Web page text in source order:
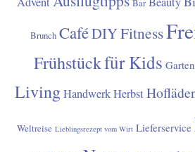
Bar
Brunch CaféDIYFitness
Frühstückfür Kids Garten
LivingHandwerkHerbst
Weltreise Lieblingsrezept vom Wirt Lieferservice